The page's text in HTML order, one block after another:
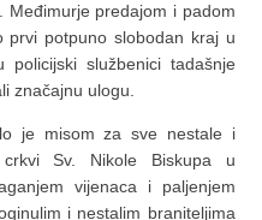
Međimurje predajom i padom
prvi potpuno slobodan kraj u
službenici tadašnje
značajnu ulogu.
je misom za sve nestale i
Sv. Nikole Biskupa u
vijenaca i paljenjem
i nestalim braniteljima